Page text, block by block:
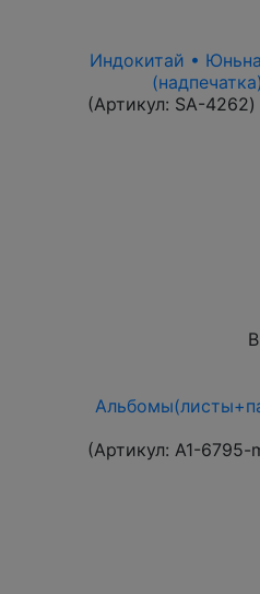
Индокитай •
(Артикул: SA-4262)
(Артикул: A1-6795-